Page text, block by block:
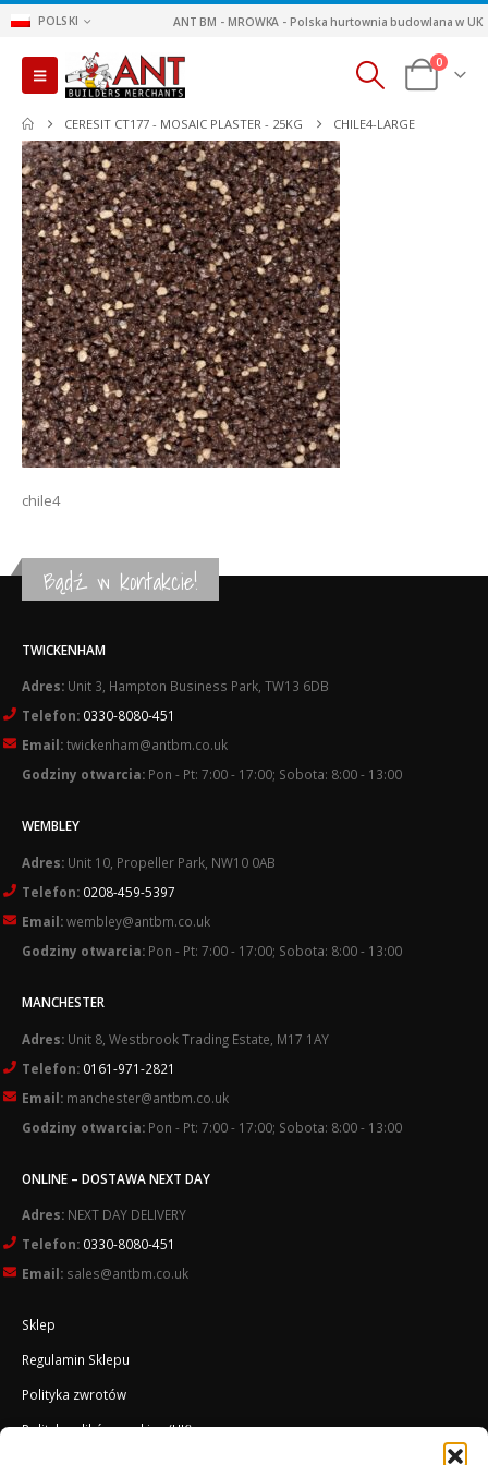
POLSKI ANT BM - MROWKA - Polska hurtownia budowlana w UK
0
CERESIT CT177 - MOSAIC PLASTER - 25KG CHILE4-LARGE
chile4
Bądź w kontakcie!
TWICKENHAM
Adres: Unit 3, Hampton Business Park, TW13 6DB
Telefon: 0330-8080-451
Email:twickenham@antbm.co.uk
Godziny otwarcia: Pon - Pt: 7:00 - 17:00; Sobota: 8:00 - 13:00
WEMBLEY
Adres: Unit 10, Propeller Park, NW10 0AB
Telefon: 0208-459-5397
Email:wembley@antbm.co.uk
Godziny otwarcia: Pon - Pt: 7:00 - 17:00; Sobota: 8:00 - 13:00
MANCHESTER
Adres: Unit 8, Westbrook Trading Estate, M17 1AY
Telefon: 0161-971-2821
Email: manchester@antbm.co.uk
Godziny otwarcia: Pon - Pt: 7:00 - 17:00; Sobota: 8:00 - 13:00
ONLINE – DOSTAWA NEXT DAY
Adres: NEXT DAY DELIVERY
Telefon: 0330-8080-451
Email: sales@antbm.co.uk
Sklep
Regulamin Sklepu
Polityka zwrotów
Polityka plików cookies (UK)